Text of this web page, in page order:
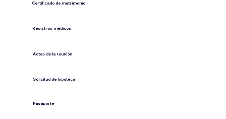
Certificado de matrimonio
Registros médicos
Actas de la reunión
Solicitud de hipoteca
Pasaporte